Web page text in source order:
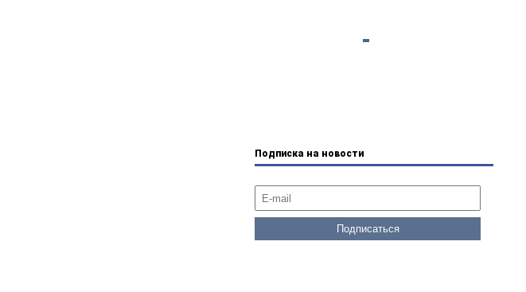
Подписка на новости